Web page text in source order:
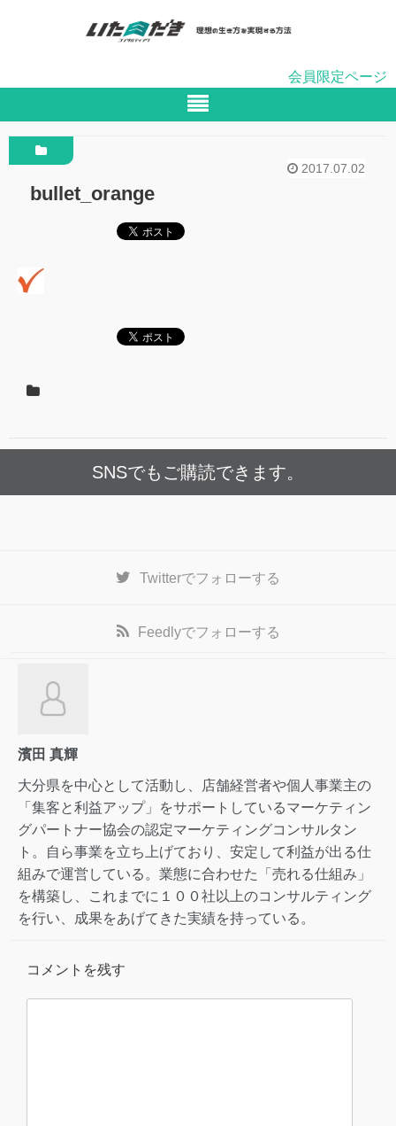
会員限定ページ
2017.07.02
bullet_orange
SNSでもご購読できます。
Twitterでフォローする
Feedlyでフォローする
濱田 真輝
大分県を中心として活動し、店舗経営者や個人事業主の
「集客と利益アップ」をサポートしているマーケティン
グパートナー協会の認定マーケティングコンサルタン
ト。自ら事業を立ち上げており、安定して利益が出る仕
組みで運営している。業態に合わせた「売れる仕組み」
を構築し、これまでに１００社以上のコンサルティング
を行い、成果をあげてきた実績を持っている。
コメントを残す